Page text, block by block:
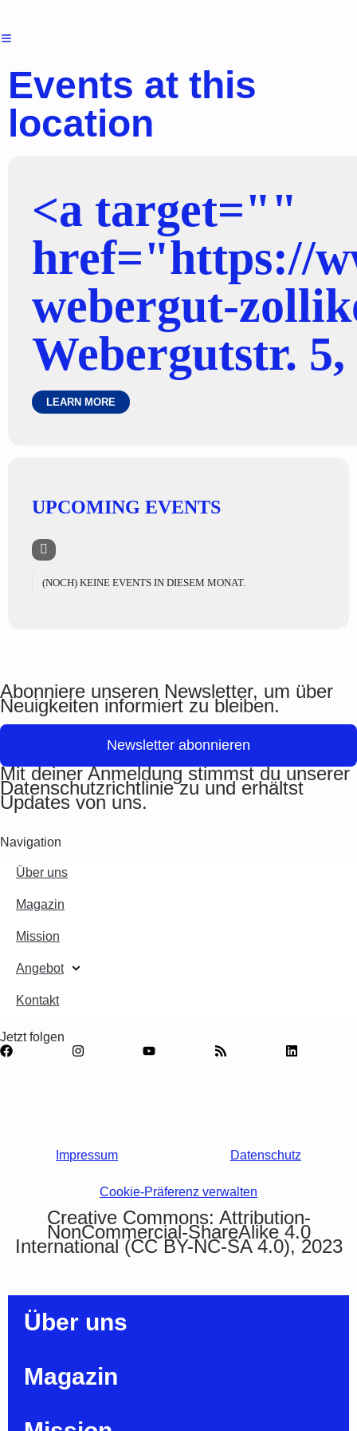
Events at this
location
<a target=""
href="https://
webergut-
Webergutstr.
LEARN MORE
UPCOMING EVENTS
(NOCH) KEINE EVENTS IN DIESEM MONAT.
Abonniere unseren Newsletter, um über
Neuigkeiten informiert zu bleiben.
Newsletter abonnieren
Mit deiner Anmeldung stimmst du unserer
Datenschutzrichtlinie zu und erhältst
Updates von uns.
Navigation
Über uns
Magazin
Mission
Angebot
Kontakt
Jetzt folgen
Impressum Datenschutz
Cookie-Präferenz verwalten
Creative Commons: Attribution-
NonCommercial-ShareAlike 4.0
International (CC BY-NC-SA 4.0), 2023
Über uns
Magazin